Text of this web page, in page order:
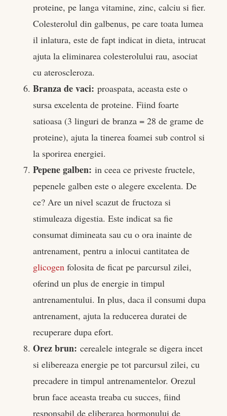
proteine, pe langa vitamine, zinc, calciu si fier.
Colesterolul din galbenus, pe care toata lumea
il inlatura, este de fapt indicat in dieta, intrucat
ajuta la eliminarea colesterolului rau, asociat
cu ateroscleroza.
Branza de vaci: proaspata, aceasta este o
sursa excelenta de proteine. Fiind foarte
satioasa (3 linguri de branza = 28 de grame de
proteine), ajuta la tinerea foamei sub control si
la sporirea energiei.
Pepene galben: in ceea ce priveste fructele,
pepenele galben este o alegere excelenta. De
ce? Are un nivel scazut de fructoza si
stimuleaza digestia. Este indicat sa fie
consumat dimineata sau cu o ora inainte de
antrenament, pentru a inlocui cantitatea de
glicogen folosita de ficat pe parcursul zilei,
oferind un plus de energie in timpul
antrenamentului. In plus, daca il consumi dupa
antrenament, ajuta la reducerea duratei de
recuperare dupa efort.
Orez brun: cerealele integrale se digera incet
si elibereaza energie pe tot parcursul zilei, cu
precadere in timpul antrenamentelor. Orezul
brun face aceasta treaba cu succes, fiind
responsabil de eliberarea hormonului de